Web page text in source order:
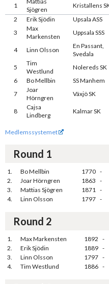
1
Sjögren
Kristallens
2
Erik Sjödin Upsala ASS
3
Max
Markensten
Uppsala SSS
4 Linn Olsson
En Passant,
Svedala
5
Tim
Westlund
Nolereds SK
6
Bo Mellbin SS Manhem
7
Joar
Hörngren
Växjö SK
8
Cajsa
Lindberg
Kalmar SK
Medlemssystemet
Round 1
1. Bo Mellbin 1770 -
2.
Joar Hörngren 1863 -
3.
Mattias Sjögren 1871 -
4.
Linn Olsson 1797 -
Round 2
1. Max Markensten 1892 -
2.
Erik Sjödin 1889 -
3.
Linn Olsson 1797 -
4.
Tim Westlund 1886 -